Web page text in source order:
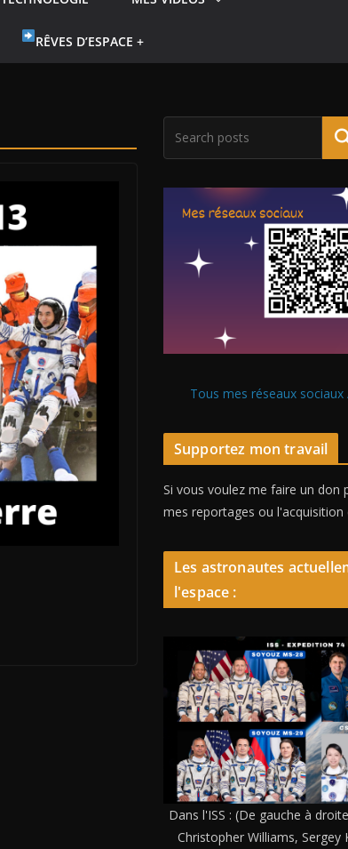
RÊVES D’ESPACE +
Tous mes réseaux
Supportez mon travail
Si vous voulez me faire un don
mes reportages ou l'acquisition
Les astronautes
l'espace :
Dans l'ISS : (De gauche à
Christopher Williams, Sergey